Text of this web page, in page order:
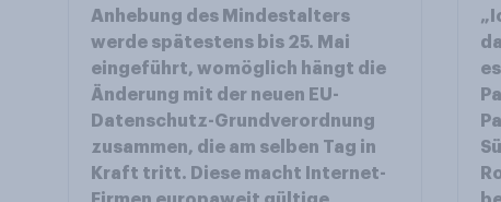
Anhebung des Mindestalters
werde spätestens bis 25. Mai
eingeführt, womöglich hängt die
Änderung mit der neuen EU-
Datenschutz-Grundverordnung
zusammen, die am selben Tag in
Kraft tritt. Diese macht Internet-